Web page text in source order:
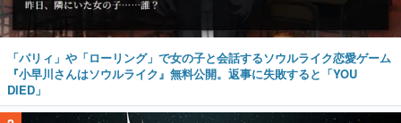
「パリィ」や「ローリング」で女の子と会話するソウルライク恋愛ゲーム
『小早川さんはソウルライク』無料公開。返事に失敗すると「YOU
DIED」